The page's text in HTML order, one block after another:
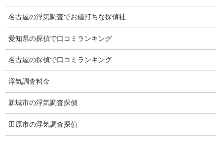
探偵コラム
探偵日記
夫婦の信頼関係
お知らせ
いじめ相談
名古屋の浮気調査でお値打ちな探偵社
愛知県の探偵で口コミランキング
名古屋の探偵で口コミランキング
浮気調査料金
新城市の浮気調査探偵
田原市の浮気調査探偵